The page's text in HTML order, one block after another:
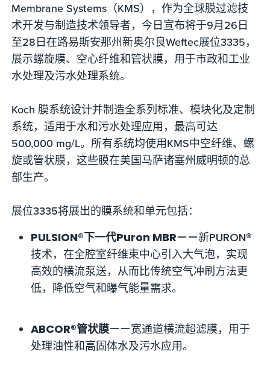
Membrane Systems（KMS），作为全球膜过滤技
术开发与制造技术领导者，今日宣布将于9月26日
至28日在路易斯安那州新奥尔良Weftec展位3335，
展示螺旋膜、空心纤维和管状膜，用于市政和工业
水处理及污水处理系统。
Koch 膜系统设计并制造全系列标准、模块化及定制
系统，适用于水和污水处理应用，最高可达
500,000 mg/L。所有系统均使用KMS中空纤维、螺
旋或管状膜，这些膜在美国马萨诸塞州威明顿的总
部生产。
展位3335将展出的膜系统和单元包括：
PULSION®下一代Puron MBR——新PURON®
技术，在全腔室纤维束中心引入大气泡，实现
高效的横流泵送，从而比传统空气冲刷方法更
低，降低空气和曝气能量需求。
ABCOR®管状膜——宽通道横流超滤膜，用于
处理油性和高固体水及污水应用。